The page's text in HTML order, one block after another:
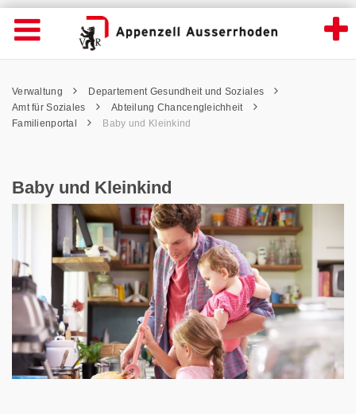
Baby und Kleinkind - Appenzell
Wichtige
Seiten
Home
Inhalt
Kontakt
Sitemap
Navigation öffnen
Inhalt
Pfadnavigation
Verwaltung
Departement Gesundheit und Soziales
Amt für Soziales
Abteilung Chancengleichheit
Familienportal
Baby und Kleinkind
Baby und Kleinkind